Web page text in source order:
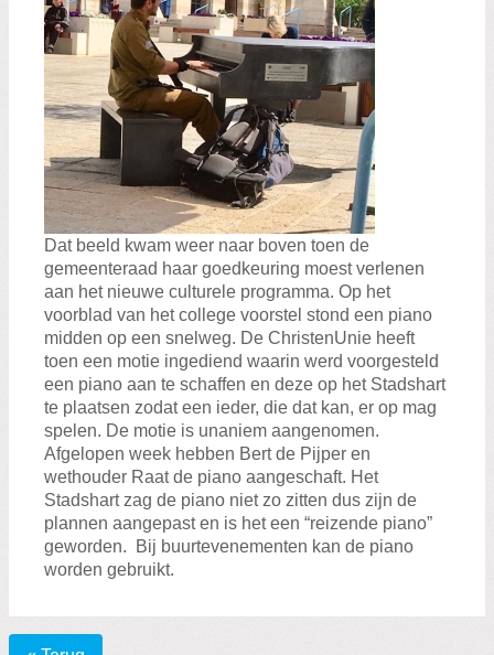
Dat beeld kwam weer naar boven toen de
gemeenteraad haar goedkeuring moest verlenen
aan het nieuwe culturele programma. Op het
voorblad van het college voorstel stond een piano
midden op een snelweg. De ChristenUnie heeft
toen een motie ingediend waarin werd voorgesteld
een piano aan te schaffen en deze op het Stadshart
te plaatsen zodat een ieder, die dat kan, er op mag
spelen. De motie is unaniem aangenomen.
Afgelopen week hebben Bert de Pijper en
wethouder Raat de piano aangeschaft. Het
Stadshart zag de piano niet zo zitten dus zijn de
plannen aangepast en is het een “reizende piano”
geworden. Bij buurtevenementen kan de piano
worden gebruikt.